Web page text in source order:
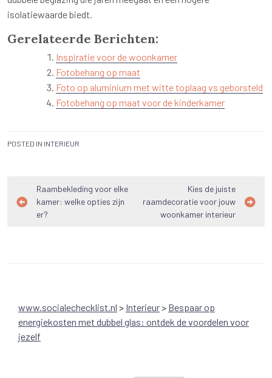
isolatiewaarde biedt.
Gerelateerde Berichten:
Inspiratie voor de woonkamer
Fotobehang op maat
Foto op aluminium met witte toplaag vs geborsteld
Fotobehang op maat voor de kinderkamer
POSTED IN INTERIEUR
Bericht
navigatie
Raambekleding voor elke
kamer: welke opties zijn
er?
Kies de juiste
raamdecoratie voor jouw
woonkamer interieur
www.socialechecklist.nl > Interieur> Bespaar op
energiekosten met dubbel glas: ontdek de voordelen voor
jezelf